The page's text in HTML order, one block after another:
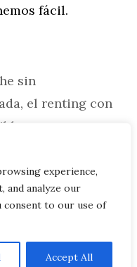
experience,
and analyze our
consent to our use of
Accept All
fácil.
sin
el renting con
tu bolsillo:
de
COOKIES